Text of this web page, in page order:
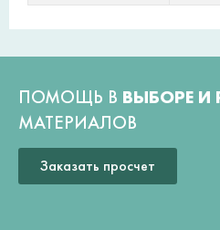
ПОМОЩЬ В ВЫБОРЕ И
МАТЕРИАЛОВ
Заказать просчет